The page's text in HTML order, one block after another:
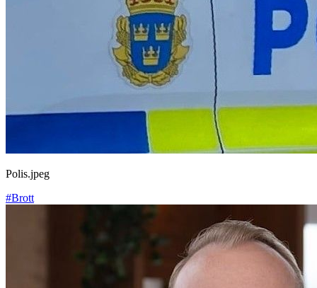
Polis.jpeg
#Brott